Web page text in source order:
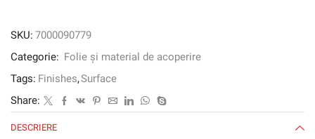
mm
50
m
SKU: 7000090779
Categorie: Folie și material de acoperire
Tags: Finishes,Surface
Share:
DESCRIERE